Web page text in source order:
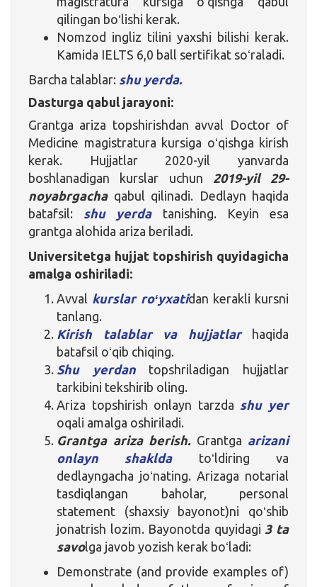
qilingan boʻlishi kerak.
Nomzod ingliz tilini yaxshi bilishi kerak.
Kamida IELTS 6,0 ball sertifikat soʻraladi.
Barcha talablar: shu yerda.
Dasturga qabul jarayoni:
Grantga ariza topshirishdan avval Doctor of
Medicine magistratura kursiga oʻqishga kirish
kerak. Hujjatlar 2020-yil yanvarda
boshlanadigan kurslar uchun 2019-yil 29-
noyabrgacha qabul qilinadi. Dedlayn haqida
batafsil: shu yerdatanishing. Keyin esa
grantga alohida ariza beriladi.
Universitetga hujjat topshirish quyidagicha
amalga oshiriladi:
Avval kurslar roʻyxatidan kerakli kursni
tanlang.
Kirish talablar va hujjatlarhaqida
batafsil oʻqib chiqing.
Shu yerdantopshriladigan hujjatlar
tarkibini tekshirib oling.
Ariza topshirish onlayn tarzda shu yer
oqali amalga oshiriladi.
Grantga ariza berish.Grantga arizani
onlayn shakldatoʻldiring va
dedlayngacha joʻnating. Arizaga notarial
tasdiqlangan baholar, personal
statement (shaxsiy bayonot)ni qoʻshib
jonatrish lozim. Bayonotda quyidagi 3 ta
savolga javob yozish kerak boʻladi:
Demonstrate (and provide examples of)